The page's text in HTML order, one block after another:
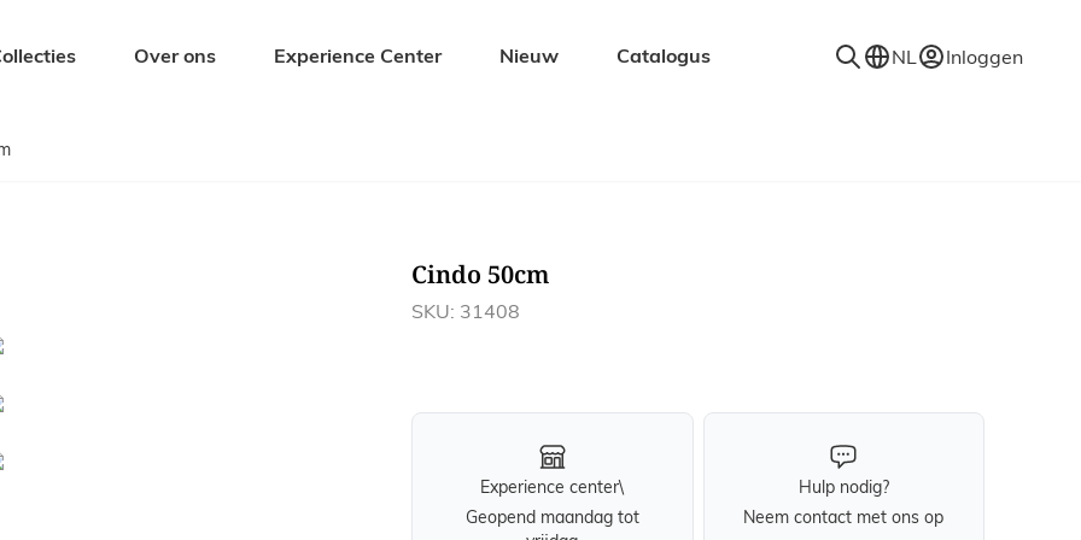
Tuinstoelen
Ligbedden
Over ons Experience Center Nieuw Catalogus NL Inloggen
Cindo 50cm
SKU: 31408
Experience center\
Geopend maandag tot
Hulp nodig?
Neem contact met ons op